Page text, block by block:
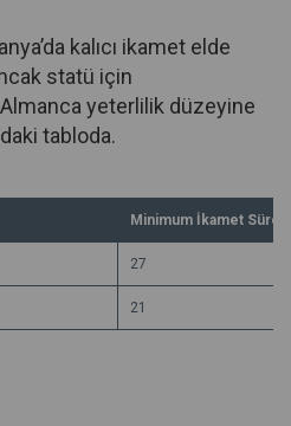
kalıcı ikamet elde
statü için
yeterlilik düzeyine
tabloda.
Minimum İkamet
27
21